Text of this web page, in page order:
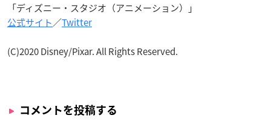
「ディズニー・スタジオ（アニメーション）」
公式サイト／Twitter
(C)2020 Disney/Pixar. All Rights Reserved.
コメントを投稿する